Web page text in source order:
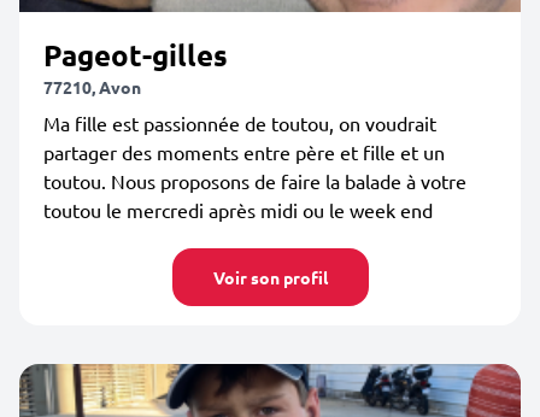
Pageot-gilles
77210, Avon
Ma fille est passionnée de toutou, on voudrait
partager des moments entre père et fille et un
toutou. Nous proposons de faire la balade à votre
toutou le mercredi après midi ou le week end
Voir son profil